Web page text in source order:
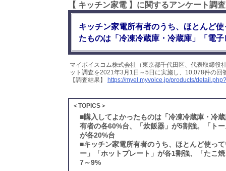
【 キッチン家電 】に関するアンケート調
キッチン家電所有者のうち、ほとんど
たものは「冷凍冷蔵庫・冷蔵庫」「電
マイボイスコム株式会社（東京都千代田区、代表取締
ット調査を2021年3月1日～5日に実施し、10,078件の
【調査結果】
https://myel.myvoice.jp/products/
＜TOPICS＞
■購入してよかったものは「冷凍冷蔵庫・冷
有者の各60%台、「炊飯器」が5割強。「ト
が各20%台
■キッチン家電所有者のうち、ほとんど使っ
ー」「ホットプレート」が各1割強、「たこ
7～9%